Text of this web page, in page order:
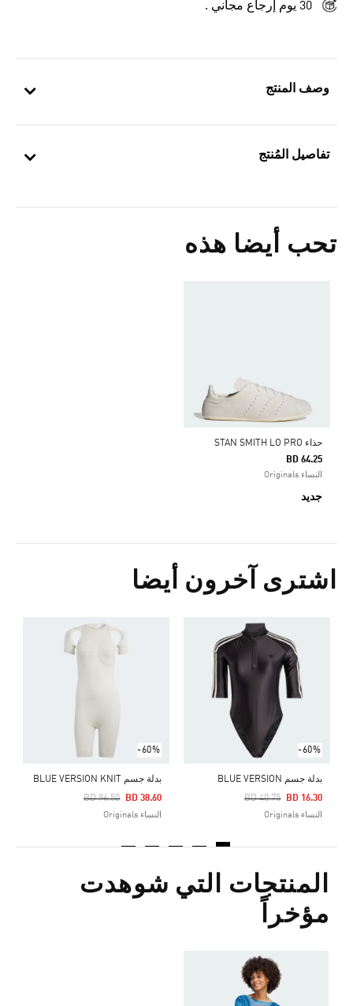
وصف المنتج
تفاصيل المُنتج
تحب أيضا هذه
حذاء STAN SMITH LO PRO
BD 64.25
النساء Originals
جديد
اشترى آخرون أيضا
-60%
بدلة جسم BLUE VERSION
Price Reduced From
BD 40.75
To BD 16.30
النساء Originals
-60%
بدلة جسم BLUE VERSION KNIT
Price Reduced From
BD 96.50
To BD 38.60
النساء Originals
المنتجات التي شوهدت
مؤخراً